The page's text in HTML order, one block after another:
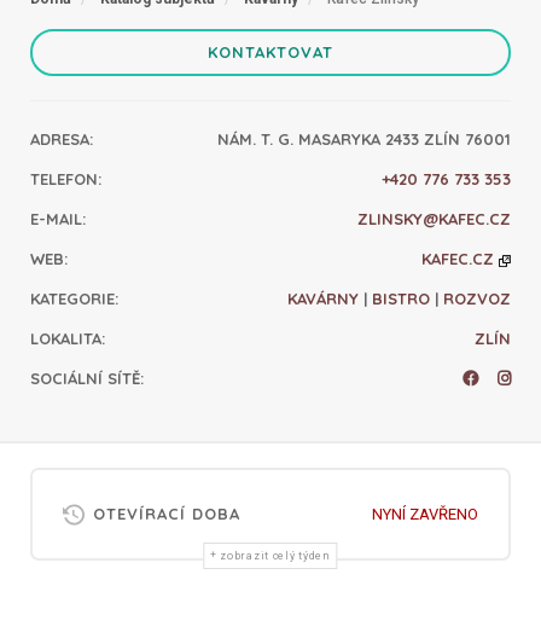
KONTAKTOVAT
ADRESA: NÁM. T. G. MASARYKA 2433 ZLÍN 76001
TELEFON: +420 776 733 353
E-MAIL: ZLINSKY@KAFEC.CZ
WEB: KAFEC.CZ
KATEGORIE: KAVÁRNY | BISTRO | ROZVOZ
LOKALITA: ZLÍN
SOCIÁLNÍ SÍTĚ:
OTEVÍRACÍ DOBA NYNÍ ZAVŘENO
zobrazit celý týden